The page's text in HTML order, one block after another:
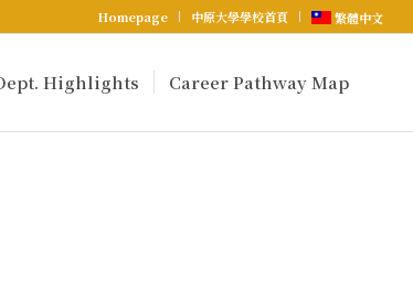
Homepage 中原大學學校首頁 繁體中文
Highlights Career Pathway Map